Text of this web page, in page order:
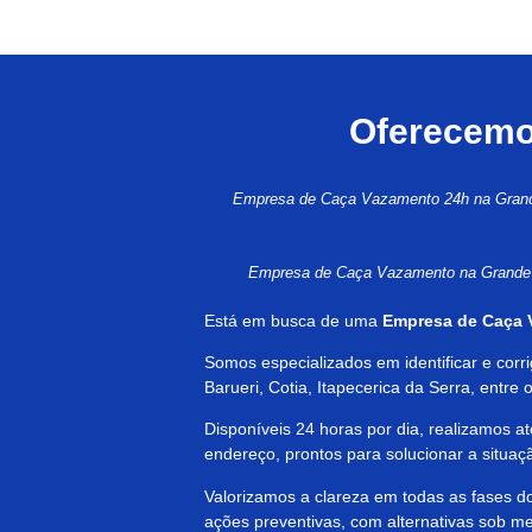
Empresa de Caça Vazamento 24h na
Empresa de Caça Vazamento na
Está em busca de uma Empresa de Caça
Somos especializados em identificar e
Barueri, Cotia, Itapecerica da Serra, entre
Disponíveis 24 horas por dia, realizamos
endereço, prontos para solucionar a
Valorizamos a clareza em todas as fases
ações preventivas, com alternativas sob